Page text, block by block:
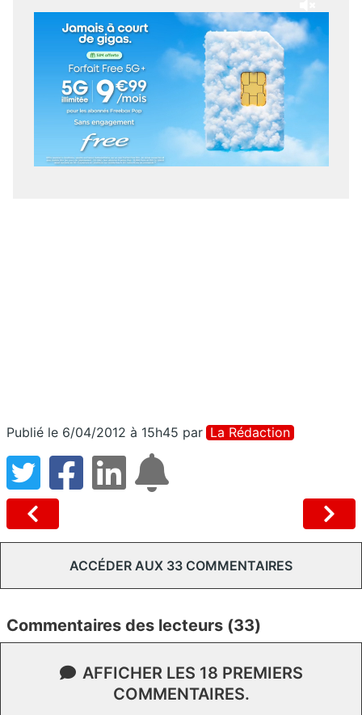
Publié le 6/04/2012 à 15h45 par La Rédaction
ACCÉDER AUX 33 COMMENTAIRES
Commentaires des lecteurs (33)
AFFICHER LES 18 PREMIERS
COMMENTAIRES.